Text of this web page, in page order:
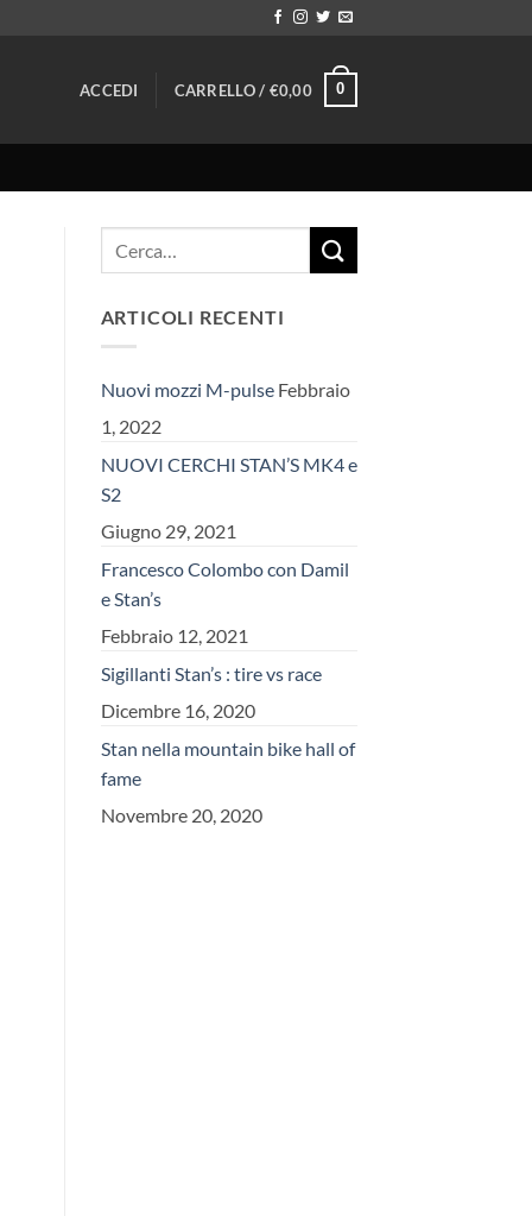
ACCEDI CARRELLO / €0,00 0
ARTICOLI RECENTI
Nuovi mozzi M-pulse Febbraio
1, 2022
NUOVI CERCHI STAN’S MK4 e
S2
Giugno 29, 2021
Francesco Colombo con Damil
e Stan’s
Febbraio 12, 2021
Sigillanti Stan’s : tire vs race
Dicembre 16, 2020
Stan nella mountain bike hall of
fame
Novembre 20, 2020